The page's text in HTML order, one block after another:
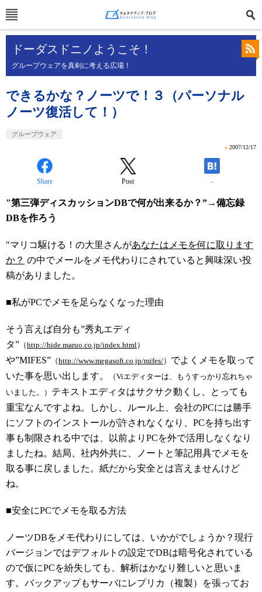
ドーダスドニノようこそ！
グループウェアを真剣に考える広場！
できるかな？ノーツで！３（パーソナル
ノーツ復活して！）
グループウェア
» 2007/12/17
Share Post -
"第三弾ディスカッションDBで何が出来るか？”→備忘録
DBを作ろう
"マリコ駆ける！の大里さんがあなたはメモを何に取ります
か？ の中でメールをメモ代わりにされていると興味深い投
稿がありました。
■私がPCでメモを足らなくなった理由
そう言えば自分も”秀丸エディ
タ” （http://hide.maruo.co.jp/index.html）
や”MIFES” （http://www.megasoft.co.jp/mifes/） でよくメモを取って
いた事を思い出します。
（Viエディターは、もうすっかり忘れちゃ
いました。） テキストエディタはサクサク動くし、とっても
重宝なんですよね。しかし、ルール上、会社のPCには勝手
にソフトのインストールが許されなくなり、PCを持ち出す
事も制限される中では、以前よりPCを外で活用しなくなり
ましたね。結局、社内外共に、ノートと筆記用具でメモを
取る事に戻しました。紙だから安全とは言えませんけど
ね。
■安全にPCでメモを取る方法
ノーツDBをメモ代わりにしては、いかがでしょうか？現行
バージョンではデフォルトの設定でDBは暗号化されている
ので仮にPCを紛失しても、解析はかなり難しいと思いま
す。バックアップもサーバにレプリカ（複製）を張ってお